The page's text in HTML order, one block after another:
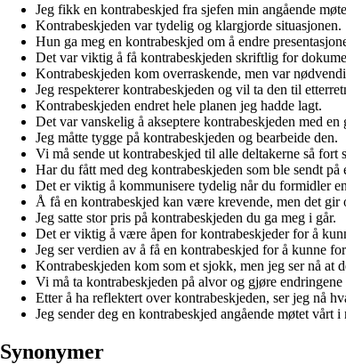
Jeg fikk en kontrabeskjed fra sjefen min angående
Kontrabeskjeden var tydelig og klargjorde situasjonen.
Hun ga meg en kontrabeskjed om å endre
Det var viktig å få kontrabeskjeden skriftlig for
Kontrabeskjeden kom overraskende, men var
Jeg respekterer kontrabeskjeden og vil ta den til
Kontrabeskjeden endret hele planen jeg hadde lagt.
Det var vanskelig å akseptere kontrabeskjeden med en
Jeg måtte tygge på kontrabeskjeden og bearbeide den.
Vi må sende ut kontrabeskjed til alle deltakerne så fort
Har du fått med deg kontrabeskjeden som ble sendt på
Det er viktig å kommunisere tydelig når du formidler
Å få en kontrabeskjed kan være krevende, men det
Jeg satte stor pris på kontrabeskjeden du ga meg i går.
Det er viktig å være åpen for kontrabeskjeder for å
Jeg ser verdien av å få en kontrabeskjed for å kunne
Kontrabeskjeden kom som et sjokk, men jeg ser nå at
Vi må ta kontrabeskjeden på alvor og gjøre
Etter å ha reflektert over kontrabeskjeden, ser jeg nå
Jeg sender deg en kontrabeskjed angående møtet vårt i
Synonymer